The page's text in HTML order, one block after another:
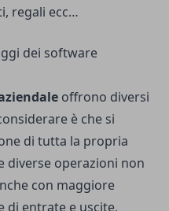
regali ecc…
dei software
offrono diversi
è che si
di tutta la propria
diverse operazioni non
con maggiore
di entrate e uscite,